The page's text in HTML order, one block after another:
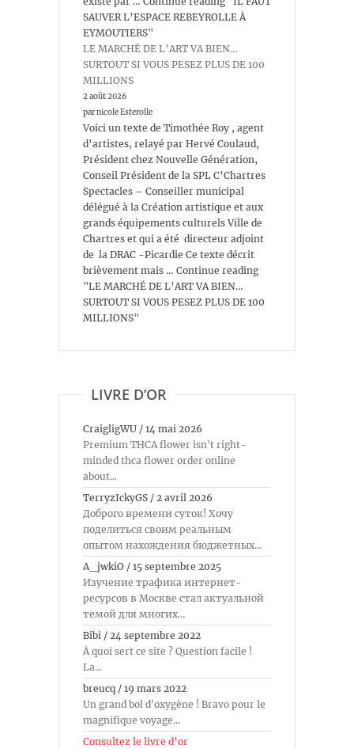
SAUVER L’ESPACE REBEYROLLE À
EYMOUTIERS"
LE MARCHÉ DE L’ART VA BIEN…
SURTOUT SI VOUS PESEZ PLUS DE 100
MILLIONS
2 août 2026
par nicole Esterolle
Voici un texte de Timothée Roy , agent
d’artistes, relayé par Hervé Coulaud,
Président chez Nouvelle Génération,
Conseil Président de la SPL C’Chartres
Spectacles – Conseiller municipal
délégué à la Création artistique et aux
grands équipements culturels Ville de
Chartres et qui a été directeur adjoint
de la DRAC -Picardie Ce texte décrit
brièvement mais … Continue reading
"LE MARCHÉ DE L’ART VA BIEN…
SURTOUT SI VOUS PESEZ PLUS DE 100
MILLIONS"
LIVRE D’OR
CraigligWU / 14 mai 2026
Premium THCA flower isn't right-
minded thca flower order online
about...
TerryzIckyGS / 2 avril 2026
Доброго времени суток! Хочу
поделиться своим реальным
опытом нахождения бюджетных...
A_jwkiO / 15 septembre 2025
Изучение трафика интернет-
ресурсов в Москве стал актуальной
темой для многих...
Bibi / 24 septembre 2022
À quoi sert ce site ? Question facile !
La...
breucq / 19 mars 2022
Un grand bol d'oxygène ! Bravo pour le
magnifique voyage...
Consultez le livre d’or